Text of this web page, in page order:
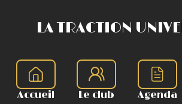
LA TRACTION
Accueil Le club Agenda